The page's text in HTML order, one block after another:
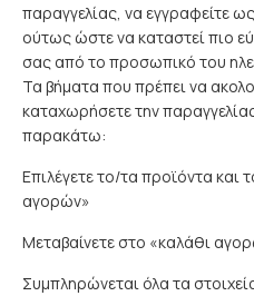
παραγγελίας, να εγγραφείτε
ούτως ώστε να καταστεί πιο
σας από το προσωπικό του
Τα βήματα που πρέπει να
καταχωρήσετε την
παρακάτω:
Επιλέγετε το/τα προϊόντα
αγορών»
Μεταβαίνετε στο «καλάθι
Συμπληρώνεται όλα τα